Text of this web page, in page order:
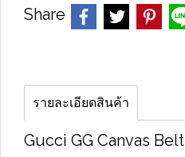
Share
รายละเอียดสินค้า
Gucci GG Canvas